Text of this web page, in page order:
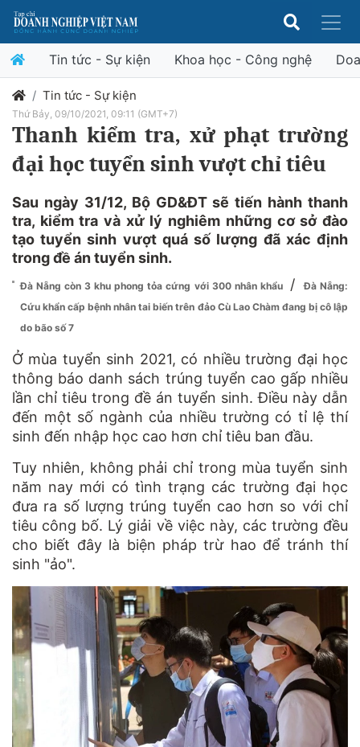
Tin tức - Sự kiện Khoa học - Công nghệ
Tin tức - Sự kiện
Thứ Bảy, 09/10/2021, 09:11 (GMT+7)
Thanh kiểm tra, xử phạt trường
đại học tuyển sinh vượt chỉ tiêu
Sau ngày 31/12, Bộ GD&ĐT sẽ tiến hành thanh
tra, kiểm tra và xử lý nghiêm những cơ sở đào
tạo tuyển sinh vượt quá số lượng đã xác định
trong đề án tuyển sinh.
Đà Nẵng còn 3 khu phong tỏa cứng với 300 nhân khẩu /
Đà Nẵng:
Cứu khẩn cấp bệnh nhân tai biến trên đảo Cù Lao Chàm đang bị cô lập
do bão số 7
Ở mùa tuyển sinh 2021, có nhiều trường đại học
thông báo danh sách trúng tuyển cao gấp nhiều
lần chỉ tiêu trong đề án tuyển sinh. Điều này dẫn
đến một số ngành của nhiều trường có tỉ lệ thí
sinh đến nhập học cao hơn chỉ tiêu ban đầu.
Tuy nhiên, không phải chỉ trong mùa tuyển sinh
năm nay mới có tình trạng các trường đại học
đưa ra số lượng trúng tuyển cao hơn so với chỉ
tiêu công bố. Lý giải về việc này, các trường đều
cho biết đây là biện pháp trừ hao để tránh thí
sinh "ảo".